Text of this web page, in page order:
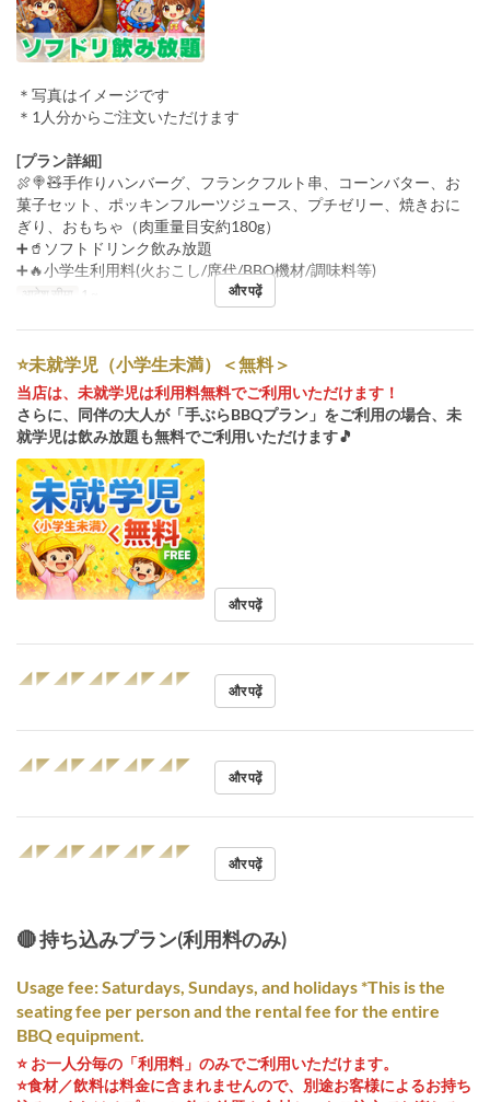
＊写真はイメージです
＊1人分からご注文いただけます
[プラン詳細]
🍖🍭🧸手作りハンバーグ、フランクフルト串、コーンバター、お
菓子セット、ポッキンフルーツジュース、プチゼリー、焼きおに
ぎり、おもちゃ（肉重量目安約180g）
➕🥤ソフトドリンク飲み放題
➕🔥小学生利用料(火おこし/席代/BBQ機材/調味料等)
आदेश सीमा 1 ~ और पढ़ें
⭐️未就学児（小学生未満）＜無料＞
当店は、未就学児は利用料無料でご利用いただけます！
さらに、同伴の大人が「手ぶらBBQプラン」をご利用の場合、未
就学児は飲み放題も無料でご利用いただけます🎵
और पढ़ें
◢◤◢◤◢◤◢◤◢◤
और पढ़ें
◢◤◢◤◢◤◢◤◢◤
और पढ़ें
◢◤◢◤◢◤◢◤◢◤
और पढ़ें
🔴 持ち込みプラン(利用料のみ)
Usage fee: Saturdays, Sundays, and holidays *This is the
seating fee per person and the rental fee for the entire
BBQ equipment.
⭐️ お一人分毎の「利用料」のみでご利用いただけます。
⭐️食材／飲料は料金に含まれませんので、別途お客様によるお持ち